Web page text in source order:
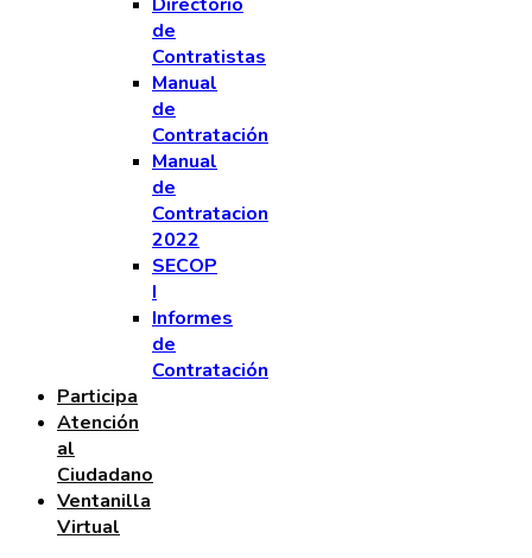
de
Contratistas
Manual
de
Contratación
Manual
de
Contratacion
2022
SECOP
I
Informes
de
Contratación
Participa
Atención
al
Ciudadano
Ventanilla
Virtual